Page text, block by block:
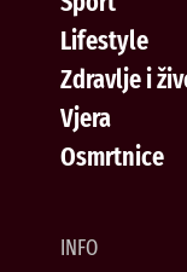
Lifestyle
Zdravlje i
Vjera
Osmrtnice
INFO